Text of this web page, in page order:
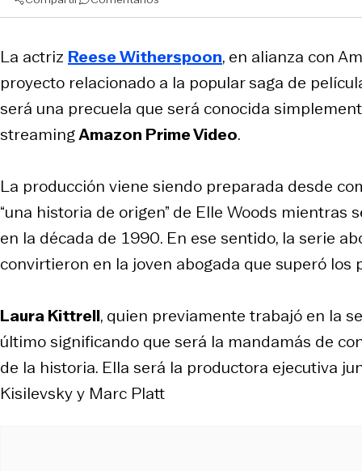
La actriz Reese Witherspoon, en alianza con
proyecto relacionado a la popular saga de
será una precuela que será conocida
streamingAmazon Prime Video.
La producción viene siendo preparada desde
“una historia de origen” de Elle Woods
en la década de 1990. En ese sentido, la serie
convirtieron en la joven abogada que superó
Laura Kittrell, quien previamente trabajó en la
último significando que será la mandamás de
de la historia. Ella será la productora ejecutiva
Kisilevsky y Marc Platt